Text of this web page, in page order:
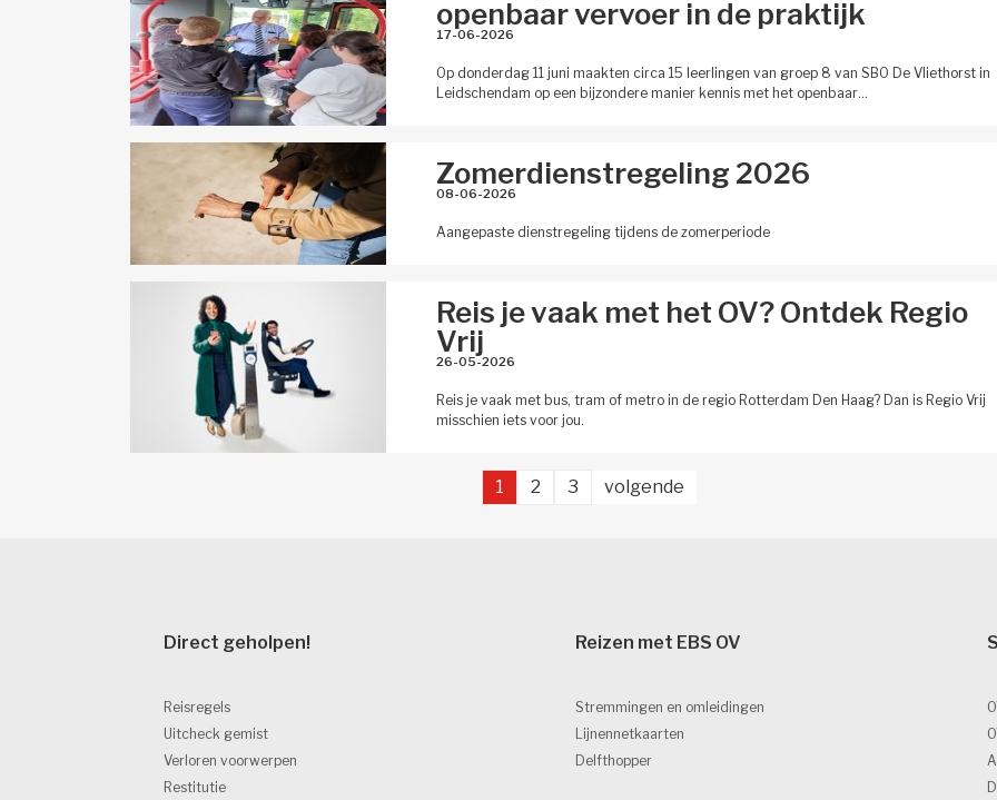
openbaar vervoer in de praktijk
17-06-2026
Op donderdag 11 juni maakten circa 15 leerlingen van groep 8 van SBO De Vliethorst in
Leidschendam op een bijzondere manier kennis met het openbaar…
Zomerdienstregeling 2026
08-06-2026
Aangepaste dienstregeling tijdens de zomerperiode
Reis je vaak met het OV? Ontdek Regio
Vrij
26-05-2026
Reis je vaak met bus, tram of metro in de regio Rotterdam Den Haag? Dan is Regio Vrij
misschien iets voor jou.
1 2 3 volgende
Direct geholpen!
Reisregels
Uitcheck gemist
Verloren voorwerpen
Restitutie
Reizen met EBS OV
Stremmingen en omleidingen
Lijnennetkaarten
Delfthopper